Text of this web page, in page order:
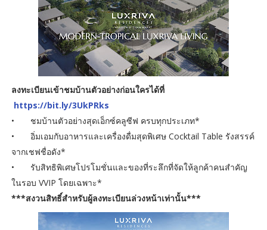
ลงทะเบียนเข้าชมบ้านตัวอย่างก่อนใครได้ที่
https://bit.ly/3UkPRks
•
ชมบ้านตัวอย่างสุดเอ็กซ์คลูซีฟ ครบทุกประเภท*
•
อิ่มเอมกับอาหารและเครื่องดื่มสุดพิเศษ Cocktail Table รังสรรค์
จากเชฟชื่อดัง*
•
รับสิทธิพิเศษโปรโมชั่นและของที่ระลึกที่จัดให้ลูกค้าคนสำคัญ
ในรอบ VVIP โดยเฉพาะ*
***สงวนสิทธิ์สำหรับผู้ลงทะเบียนล่วงหน้าเท่านั้น***